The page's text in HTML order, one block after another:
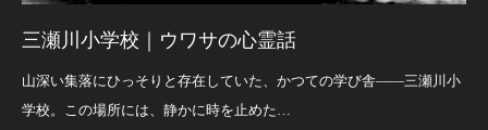
三瀬川小学校｜ウワサの心霊話
山深い集落にひっそりと存在していた、かつての学び舎――三瀬川小
学校。この場所には、静かに時を止めた…